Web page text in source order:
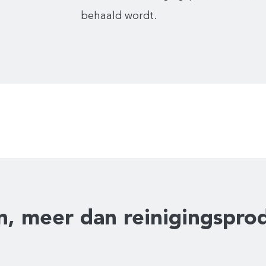
behaald wordt.
meer dan